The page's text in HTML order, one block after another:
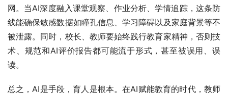
网。当AI深度融入课堂观察、作业分析、学情追踪，这条防
线能确保敏感数据如瞳孔信息、学习障碍以及家庭背景等不
被泄露。同时，校长、教师要始终践行教育家精神，否则技
术、规范和AI评价报告都可能流于形式，甚至被误用、误
读。
总之，AI是手段，育人是根本。在AI赋能教育的时代，教师